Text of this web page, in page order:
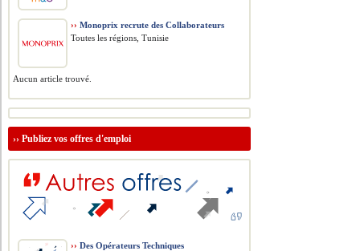
›› Monoprix recrute des Collaborateurs
Toutes les régions, Tunisie
Aucun article trouvé.
››Publiez vos offres d'emploi
›› Des Opérateurs Techniques